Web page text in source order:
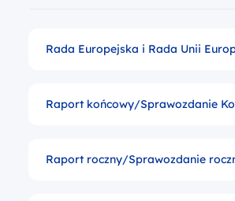
Rada Europejska i Rada Unii
Główne organy decyzyjne Unii
Raport końcowy/Sprawozdanie
Raport dotyczący wdrażanej
Raport roczny/Sprawozdanie
Raport na temat wdrażania